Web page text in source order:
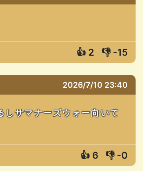
👍 2 👎 -15
2026/7/10 23:40
しサマナーズウォー向いて
👍 6 👎 -0